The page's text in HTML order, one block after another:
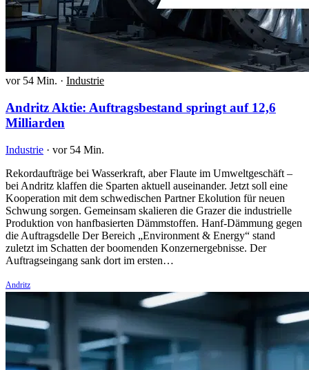
vor 54 Min. · Industrie
Andritz Aktie: Auftragsbestand springt auf 12,6
Milliarden
Industrie · vor 54 Min.
Rekordaufträge bei Wasserkraft, aber Flaute im Umweltgeschäft –
bei Andritz klaffen die Sparten aktuell auseinander. Jetzt soll eine
Kooperation mit dem schwedischen Partner Ekolution für neuen
Schwung sorgen. Gemeinsam skalieren die Grazer die industrielle
Produktion von hanfbasierten Dämmstoffen. Hanf-Dämmung gegen
die Auftragsdelle Der Bereich „Environment & Energy“ stand
zuletzt im Schatten der boomenden Konzernergebnisse. Der
Auftragseingang sank dort im ersten…
Andritz